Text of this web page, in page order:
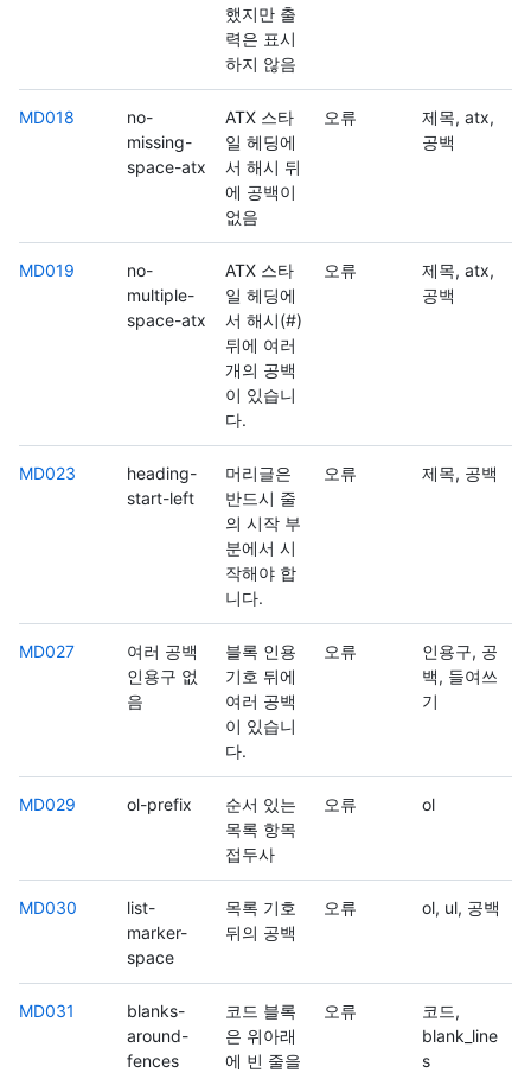
했지만 출
력은 표시
하지 않음
MD018
no-
missing-
space-atx
ATX 스타
일 헤딩에
서 해시 뒤
에 공백이
없음
오류
제목, atx,
공백
MD019
no-
multiple-
space-atx
ATX 스타
일 헤딩에
서 해시(#)
뒤에 여러
개의 공백
이 있습니
다.
오류
제목, atx,
공백
MD023
heading-
start-left
머리글은
반드시 줄
의 시작 부
분에서 시
작해야 합
니다.
오류 제목, 공백
MD027
여러 공백
인용구 없
음
블록 인용
기호 뒤에
여러 공백
이 있습니
다.
오류
인용구, 공
백, 들여쓰
기
MD029 ol-prefix
순서 있는
목록 항목
접두사
오류 ol
MD030
list-
marker-
space
목록 기호
뒤의 공백
오류 ol, ul, 공백
MD031
blanks-
around-
fences
코드 블록
은 위아래
에 빈 줄을
오류
코드,
blank_line
s